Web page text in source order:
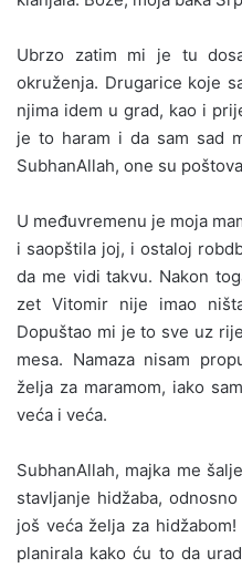
Ubrzo zatim mi je tu
okruženja. Drugarice koje
njima idem u grad, kao i
je to haram i da sam sad
SubhanAllah, one su
U međuvremenu je moja
i saopštila joj, i ostaloj
da me vidi takvu. Nakon
zet Vitomir nije imao
Dopuštao mi je to sve uz
mesa. Namaza nisam
želja za maramom, iako
veća i veća.
SubhanAllah, majka me
stavljanje hidžaba,
još veća želja za
planirala kako ću to da